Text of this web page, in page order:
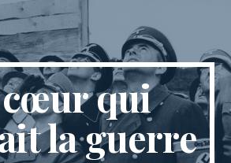
Skip to navigation
cœur qui
la guerre